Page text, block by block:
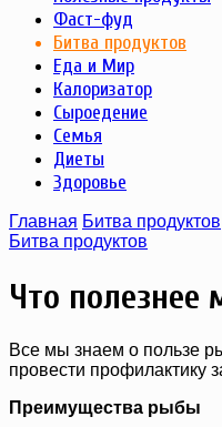
Фаст-фуд
Битва продуктов
Еда и Мир
Калоризатор
Сыроедение
Семья
Диеты
Здоровье
Главная Битва продуктов
Битва продуктов
Что полезнее
Все мы знаем о пользе
провести профилактику
Преимущества рыбы